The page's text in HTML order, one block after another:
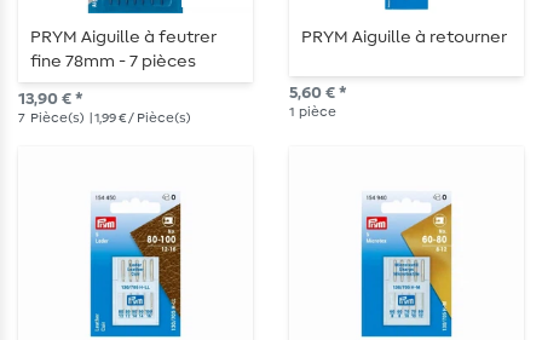
PRYM Aiguille à feutrer
fine 78mm - 7 pièces
13,90 € *
7 Pièce(s) | 1,99 € / Pièce(s)
PRYM Aiguille à retourner
5,60 € *
1 pièce